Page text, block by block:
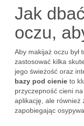
Jak
oczu,
Aby makijaż oczu był
zastosować kilka
jego świeżość oraz
bazy pod cienie to
przyczepność cieni
aplikację, ale również
zapobiegając